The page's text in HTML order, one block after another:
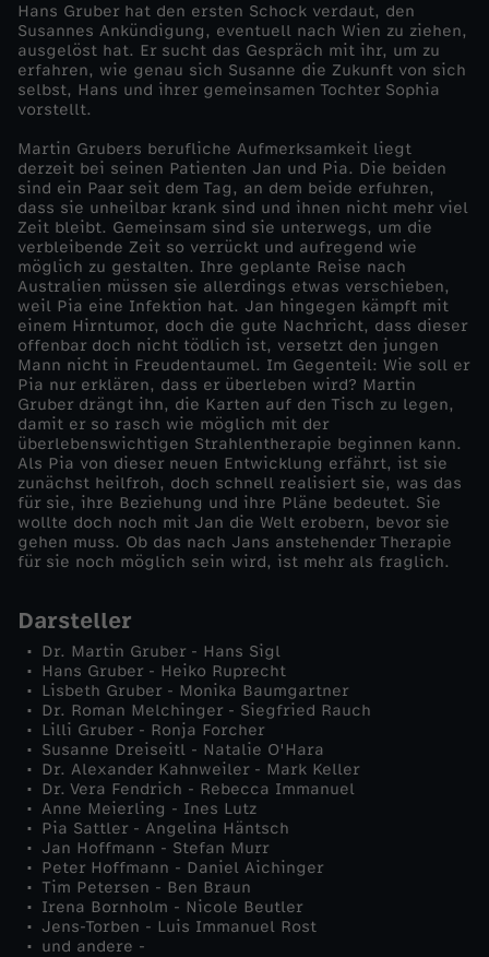
t
z
t
e
R
e
i
s
e
(
2
Hans Gruber hat den ersten Schock verdaut, den
Susannes Ankündigung, eventuell nach Wien zu ziehen,
ausgelöst hat. Er sucht das Gespräch mit ihr, um zu
erfahren, wie genau sich Susanne die Zukunft von sich
selbst, Hans und ihrer gemeinsamen Tochter Sophia
vorstellt.
Martin Grubers berufliche Aufmerksamkeit liegt
derzeit bei seinen Patienten Jan und Pia. Die beiden
sind ein Paar seit dem Tag, an dem beide erfuhren,
dass sie unheilbar krank sind und ihnen nicht mehr viel
Zeit bleibt. Gemeinsam sind sie unterwegs, um die
verbleibende Zeit so verrückt und aufregend wie
möglich zu gestalten. Ihre geplante Reise nach
Australien müssen sie allerdings etwas verschieben,
weil Pia eine Infektion hat. Jan hingegen kämpft mit
einem Hirntumor, doch die gute Nachricht, dass dieser
offenbar doch nicht tödlich ist, versetzt den jungen
Mann nicht in Freudentaumel. Im Gegenteil: Wie soll er
Pia nur erklären, dass er überleben wird? Martin
Gruber drängt ihn, die Karten auf den Tisch zu legen,
damit er so rasch wie möglich mit der
überlebenswichtigen Strahlentherapie beginnen kann.
Als Pia von dieser neuen Entwicklung erfährt, ist sie
zunächst heilfroh, doch schnell realisiert sie, was das
für sie, ihre Beziehung und ihre Pläne bedeutet. Sie
wollte doch noch mit Jan die Welt erobern, bevor sie
gehen muss. Ob das nach Jans anstehender Therapie
für sie noch möglich sein wird, ist mehr als fraglich.
Darsteller
Dr. Martin Gruber - Hans Sigl
Hans Gruber - Heiko Ruprecht
Lisbeth Gruber - Monika Baumgartner
Dr. Roman Melchinger - Siegfried Rauch
Lilli Gruber - Ronja Forcher
Susanne Dreiseitl - Natalie O'Hara
Dr. Alexander Kahnweiler - Mark Keller
Dr. Vera Fendrich - Rebecca Immanuel
Anne Meierling - Ines Lutz
Pia Sattler - Angelina Häntsch
Jan Hoffmann - Stefan Murr
Peter Hoffmann - Daniel Aichinger
Tim Petersen - Ben Braun
Irena Bornholm - Nicole Beutler
Jens-Torben - Luis Immanuel Rost
und andere -